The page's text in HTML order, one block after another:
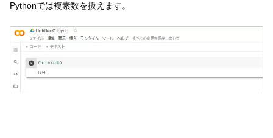
Pythonでは複素数を扱えます。